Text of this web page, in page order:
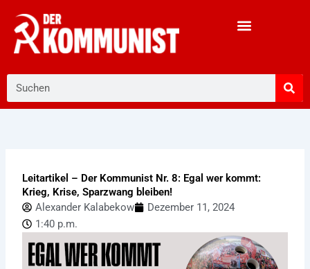
Inhalt
springen
Leitartikel – Der Kommunist Nr. 8: Egal wer kommt:
Krieg, Krise, Sparzwang bleiben!
Alexander Kalabekow
Dezember 11, 2024
1:40 p.m.